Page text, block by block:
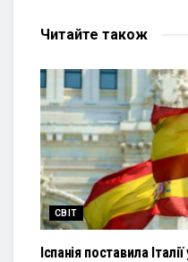
Читайте також
СВІТ
Іспанія поставила